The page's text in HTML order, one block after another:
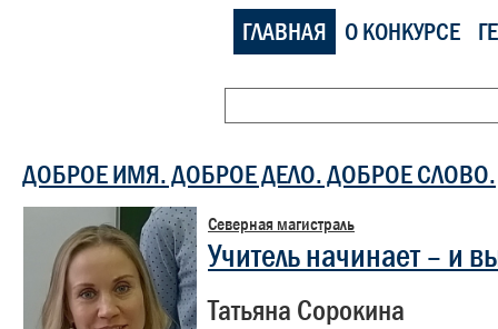
ГЛАВНАЯ О КОНКУРСЕ
ДОБРОЕ ИМЯ. ДОБРОЕ ДЕЛО. ДОБРОЕ СЛОВО.
Северная магистраль
Учитель начинает – и
Татьяна Сорокина